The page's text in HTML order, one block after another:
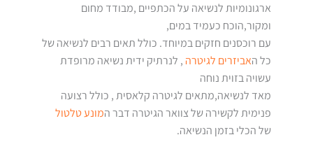
ארגונומיות לנשיאה על הכתפיים ,מבודד מחום
ומקור,הוכח כעמיד במים,
עם רוכסנים חזקים במיוחד. כולל תאים רבים לנשיאה של
כל האביזרים לגיטרה , לנרתיק ידית נשיאה מרופדת
עשויה בזוית נוחה
מאד לנשיאה,מתאים לגיטרה קלאסית , כולל רצועה
פנימית לקשירה של צוואר הגיטרה דבר המונע טלטול
של הכלי בזמן הנשיאה.